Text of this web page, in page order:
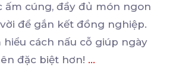
ấm cúng, đầy đủ món ngon
để gắn kết đồng nghiệp.
hiểu cách nấu cỗ giúp ngày
đặc biệt hơn! ...